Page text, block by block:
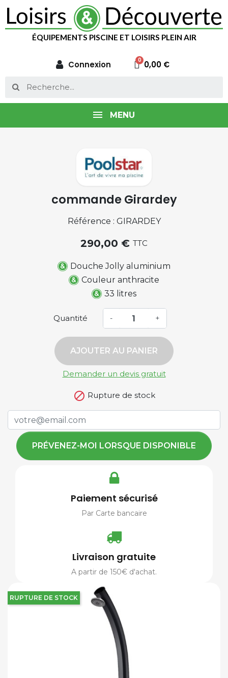
ÉQUIPEMENTS PISCINE ET LOISIRS PLEIN AIR
Connexion 0,00 €
MENU
RUPTURE DE STOCK
commande Girardey
Référence : GIRARDEY
290,00 € TTC
Douche Jolly aluminium
Couleur anthracite
33 litres
Quantité - +
AJOUTER AU PANIER
Demander un devis gratuit
 Rupture de stock
PRÉVENEZ-MOI LORSQUE DISPONIBLE
Paiement sécurisé
Par Carte bancaire
Livraison gratuite
A partir de 150€ d'achat.